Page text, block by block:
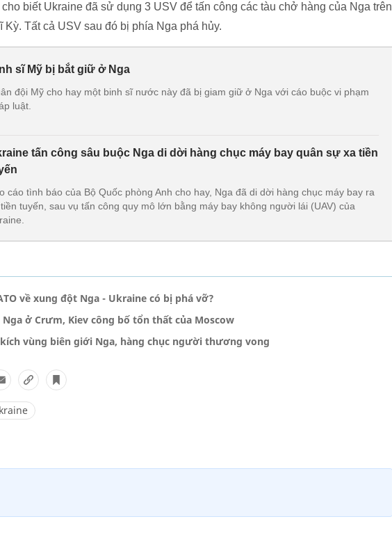
biết Ukraine đã sử dụng 3 USV để tấn công các tàu chở hàng của Nga trên
Tất cả USV sau đó bị phía Nga phá hủy.
sĩ Mỹ bị bắt giữ ở Nga
đội Mỹ cho hay một binh sĩ nước này đã bị giam giữ ở Nga với cáo buộc vi phạm
luật.
tấn công sâu buộc Nga di dời hàng chục máy bay quân sự xa tiền
cáo tình báo của Bộ Quốc phòng Anh cho hay, Nga đã di dời hàng chục máy bay ra
tuyến, sau vụ tấn công quy mô lớn bằng máy bay không người lái (UAV) của
về xung đột Nga - Ukraine có bị phá vỡ?
ở Crưm, Kiev công bố tổn thất của Moscow
vùng biên giới Nga, hàng chục người thương vong